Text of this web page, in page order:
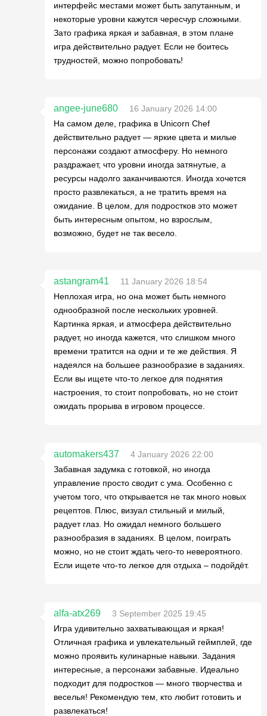
интерфейс местами может быть запутанным, и
некоторые уровни кажутся чересчур сложными.
Зато графика яркая и забавная, в этом плане
игра действительно радует. Если не боитесь
трудностей, можно попробовать!
angee-june680
16 January 2026 14:00
На самом деле, графика в Unicorn Chef
действительно радует — яркие цвета и милые
персонажи создают атмосферу. Но немного
раздражает, что уровни иногда затянутые, а
ресурсы надолго заканчиваются. Иногда хочется
просто развлекаться, а не тратить время на
ожидание. В целом, для подростков это может
быть интересным опытом, но взрослым,
возможно, будет не так весело.
astangram41
11 January 2026 18:54
Неплохая игра, но она может быть немного
однообразной после нескольких уровней.
Картинка яркая, и атмосфера действительно
радует, но иногда кажется, что слишком много
времени тратится на одни и те же действия. Я
надеялся на большее разнообразие в заданиях.
Если вы ищете что-то легкое для поднятия
настроения, то стоит попробовать, но не стоит
ожидать прорыва в игровом процессе.
automakers437
4 January 2026 22:00
Забавная задумка с готовкой, но иногда
управление просто сводит с ума. Особенно с
учетом того, что открывается не так много новых
рецептов. Плюс, визуал стильный и милый,
радует глаз. Но ожидал немного большего
разнообразия в заданиях. В целом, поиграть
можно, но не стоит ждать чего-то невероятного.
Если ищете что-то легкое для отдыха – подойдёт.
alfa-atx269
3 September 2025 19:45
Игра удивительно захватывающая и яркая!
Отличная графика и увлекательный геймплей, где
можно проявить кулинарные навыки. Задания
интересные, а персонажи забавные. Идеально
подходит для подростков — много творчества и
веселья! Рекомендую тем, кто любит готовить и
развлекаться!